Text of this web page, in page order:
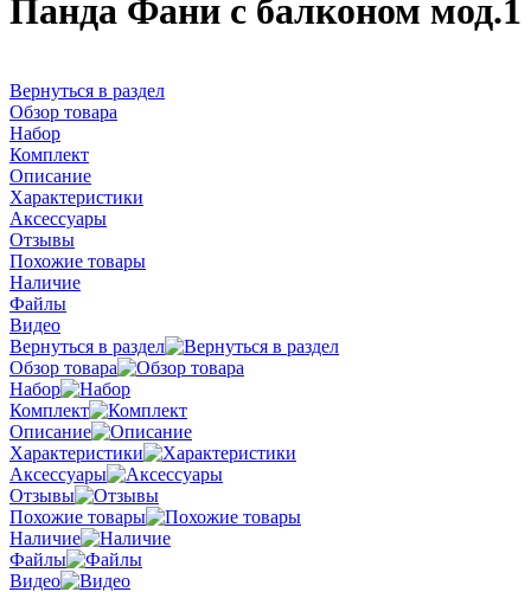
Панда Фани с балконом мод.1
Вернуться в раздел
Обзор товара
Набор
Комплект
Описание
Характеристики
Аксессуары
Отзывы
Похожие товары
Наличие
Файлы
Видео
Вернуться в раздел
Обзор товара
Набор
Комплект
Описание
Характеристики
Аксессуары
Отзывы
Похожие товары
Наличие
Файлы
Видео